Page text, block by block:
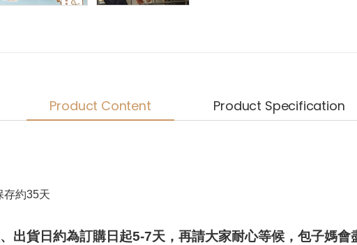
Product Content Product Specification
存約35天
出貨日約為訂購日起5-7天，再請大家耐心等候，包子媽